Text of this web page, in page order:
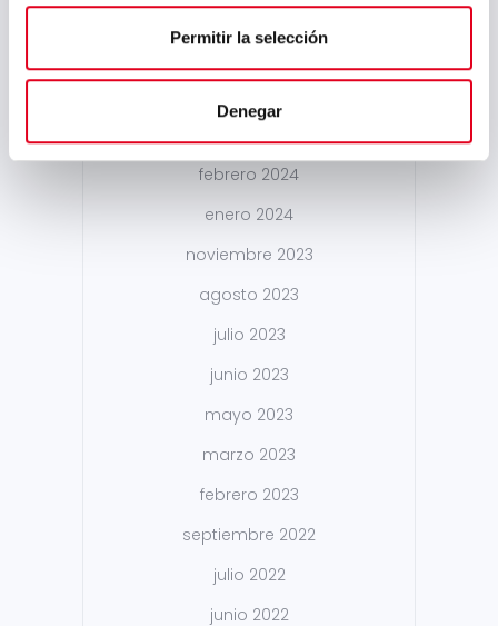
Permitir la selección
Denegar
julio 2024
febrero 2024
enero 2024
noviembre 2023
agosto 2023
julio 2023
junio 2023
mayo 2023
marzo 2023
febrero 2023
septiembre 2022
julio 2022
junio 2022